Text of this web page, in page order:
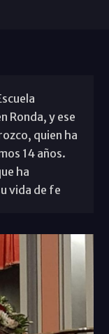
Ronda, y ese
quien ha
14 años.
ha
vida de fe